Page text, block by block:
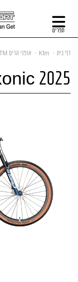
תפריט
דף בית Ktm אופני הרים KTM
2025